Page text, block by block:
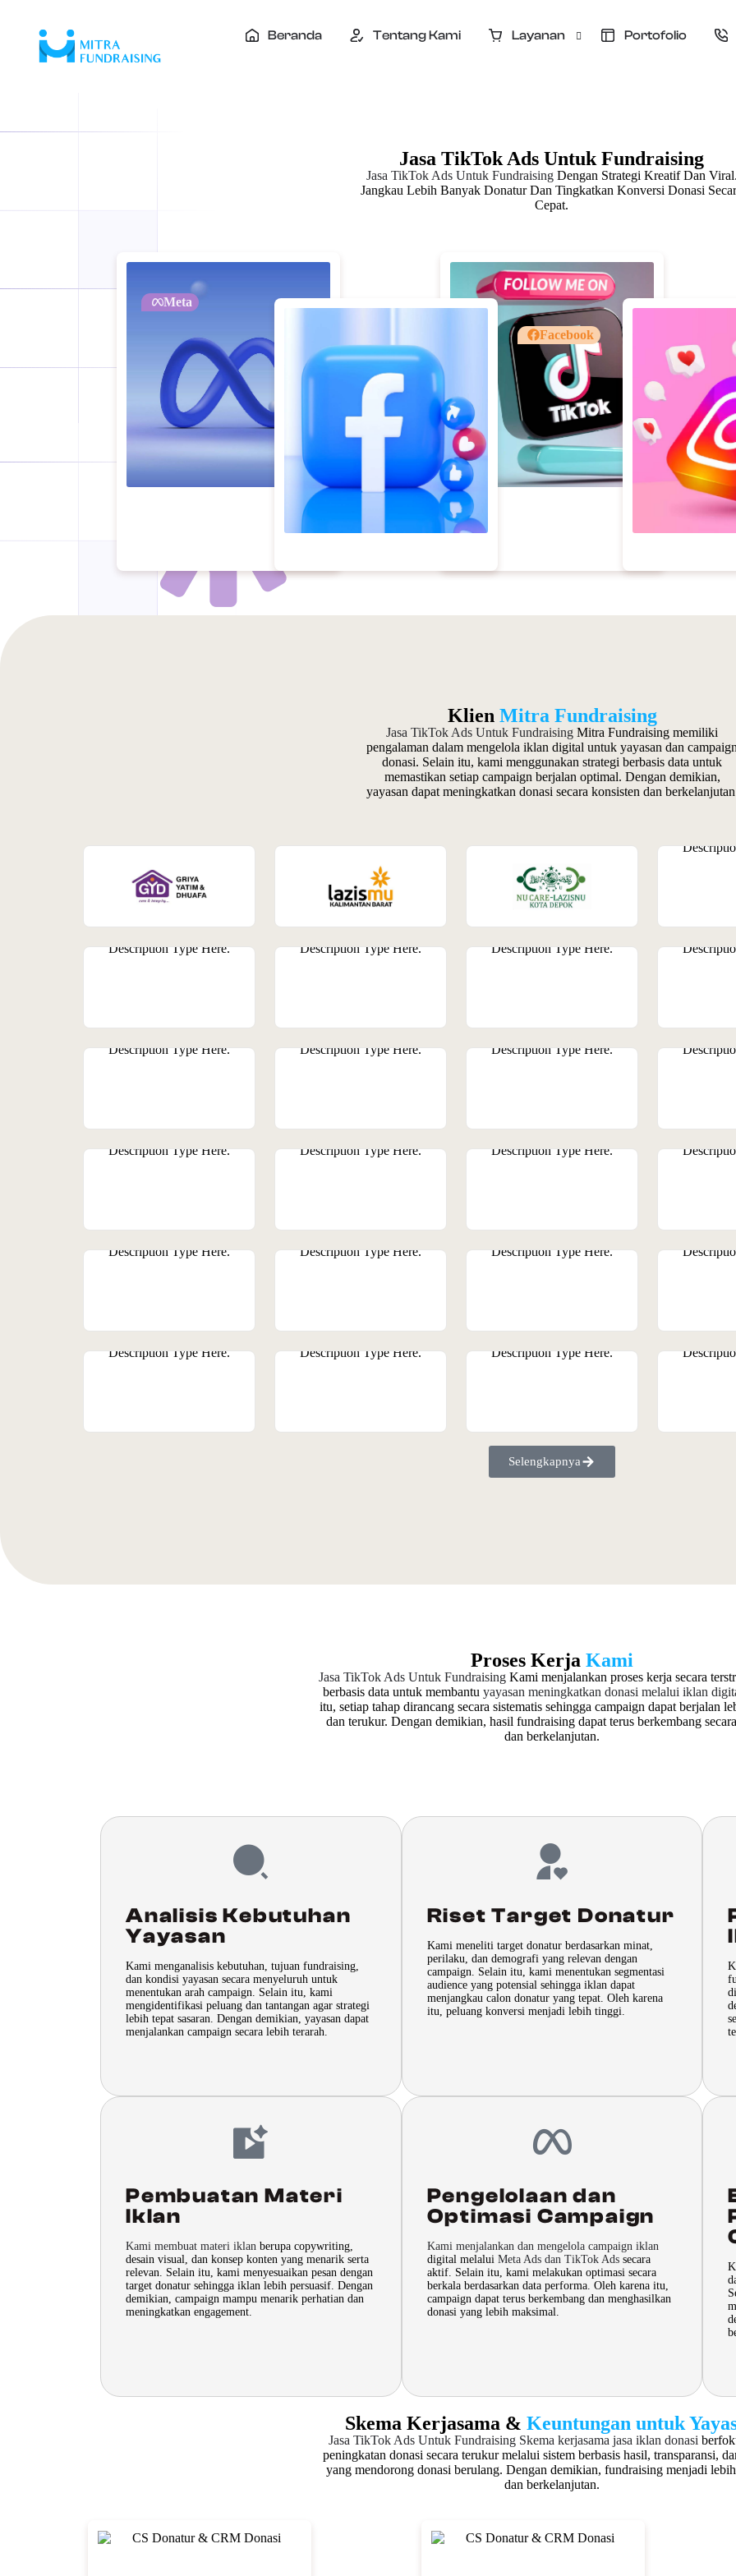
Beranda Tentang Kami Layanan
Pelatihan Meta Ads & Tiktok Ads
CS Donatur & CRM Donasi
Konsultasi Fundraising
Portofolio
Jasa TikTok Ads Untuk Fundraising
Jasa TikTok Ads Untuk FundraisingDengan Strategi Kreatif Dan
Jangkau Lebih Banyak Donatur Dan Tingkatkan Konversi Donasi
Cepat.
Meta
Facebook
Klien Mitra Fundraising
Jasa TikTok Ads Untuk Fundraising Mitra Fundraising memiliki
pengalaman dalam mengelola iklan digital untuk yayasan dan
donasi. Selain itu, kami menggunakan strategi berbasis data untuk
memastikan setiap campaign berjalan optimal. Dengan demikian,
yayasan dapat meningkatkan donasi secara konsisten dan
Selengkapnya
Proses Kerja Kami
Jasa TikTok Ads Untuk Fundraising Kami menjalankan proses kerja secara
berbasis data untuk membantu yayasan meningkatkan donasi melalui iklan
itu, setiap tahap dirancang secara sistematis sehingga campaign dapat berjalan
dan terukur. Dengan demikian, hasil fundraising dapat terus berkembang
dan berkelanjutan.
Analisis Kebutuhan
Yayasan
Kami menganalisis kebutuhan, tujuan fundraising,
dan kondisi yayasan secara menyeluruh untuk
menentukan arah campaign. Selain itu, kami
mengidentifikasi peluang dan tantangan agar strategi
lebih tepat sasaran. Dengan demikian, yayasan dapat
menjalankan campaign secara lebih terarah.
Riset Target Donatur
Kami meneliti target donatur berdasarkan minat,
perilaku, dan demografi yang relevan dengan
campaign. Selain itu, kami menentukan segmentasi
audience yang potensial sehingga iklan dapat
menjangkau calon donatur yang tepat. Oleh karena
itu, peluang konversi menjadi lebih tinggi.
Pembuatan Materi
Iklan
Kami membuat materi iklan berupa copywriting,
desain visual, dan konsep konten yang menarik serta
relevan. Selain itu, kami menyesuaikan pesan dengan
target donatur sehingga iklan lebih persuasif. Dengan
demikian, campaign mampu menarik perhatian dan
meningkatkan engagement.
Pengelolaan dan
Optimasi Campaign
Kami menjalankan dan mengelola campaign iklan
digital melalui Meta Ads dan TikTok Adssecara
aktif. Selain itu, kami melakukan optimasi secara
berkala berdasarkan data performa. Oleh karena itu,
campaign dapat terus berkembang dan menghasilkan
donasi yang lebih maksimal.
Skema Kerjasama &Keuntungan untuk
Jasa TikTok Ads Untuk Fundraising Skema kerjasama jasa iklan donasi
peningkatan donasi secara terukur melalui sistem berbasis hasil, transparansi,
yang mendorong donasi berulang. Dengan demikian, fundraising menjadi
dan berkelanjutan.